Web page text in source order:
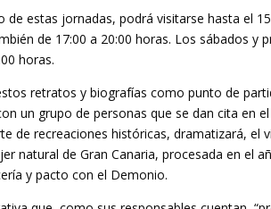
de estas jornadas, podrá visitarse hasta el
de 17:00 a 20:00 horas. Los sábados y
horas.
retratos y biografías como punto de
un grupo de personas que se dan cita en
de recreaciones históricas, dramatizará, el
natural de Gran Canaria, procesada en el
y pacto con el Demonio.